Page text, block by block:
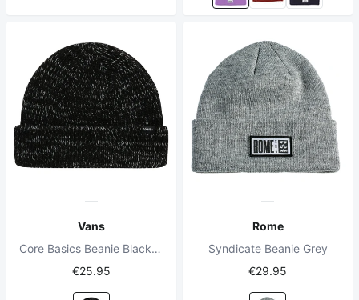
Vans
Core Basics Beanie Black/Heather
€25.95
Rome
Syndicate Beanie Grey
€29.95